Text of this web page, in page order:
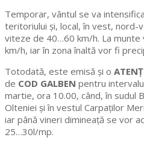
Temporar, vântul se va
teritoriului și, local, în vest, nord-
viteze de 40…60 km/h. La
km/h, iar în zona înaltă vor fi
Totodată, este emisă și o
de COD GALBEN pentru
martie, ora 10.00, când, în sudul
Olteniei și în vestul Carpaților
iar până vineri dimineață se vor
25…30l/mp.